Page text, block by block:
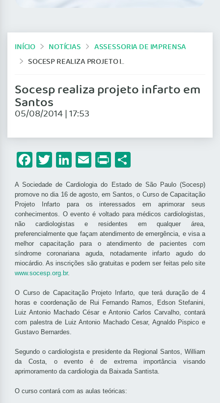
INÍCIO NOTÍCIAS
ASSESSORIA DE IMPRENSA
SOCESP REALIZA PROJETO INFARTO EM SANTOS
Socesp realiza projeto infarto em
Santos
05/08/2014 | 17:53
Facebook
Twitter
LinkedIn
Email
Print
A Sociedade de Cardiologia do Estado de São Paulo (Socesp)
promove no dia 16 de agosto, em Santos, o Curso de Capacitação
Projeto Infarto para os interessados em aprimorar seus
conhecimentos. O evento é voltado para médicos cardiologistas,
não cardiologistas e residentes em qualquer área,
preferencialmente que façam atendimento de emergência, e visa a
melhor capacitação para o atendimento de pacientes com
síndrome coronariana aguda, notadamente infarto agudo do
miocárdio. As inscrições são gratuitas e podem ser feitas pelo site
www.socesp.org.br.
O Curso de Capacitação Projeto Infarto, que terá duração de 4
horas e coordenação de Rui Fernando Ramos, Edson Stefanini,
Luiz Antonio Machado César e Antonio Carlos Carvalho, contará
com palestra de Luiz Antonio Machado Cesar, Agnaldo Pispico e
Gustavo Bernardes.
Segundo o cardiologista e presidente da Regional Santos, William
da Costa, o evento é de extrema importância visando
aprimoramento da cardiologia da Baixada Santista.
O curso contará com as aulas teóricas: